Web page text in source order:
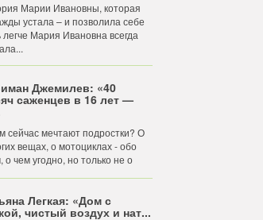
Марии Ивановны, которая
устала – и позволила себе
легче Мария Ивановна всегда
Джемилев: «40
саженцев в 16 лет —
сейчас мечтают подростки? О
вещах, о мотоциклах - обо
о чем угодно, но только не о
Легкая: «Дом с
чистый воздух и нат...